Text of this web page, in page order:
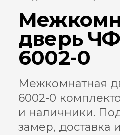
дверь
6002-0
Межкомнатная
6002-0
и наличники.
замер, доставка